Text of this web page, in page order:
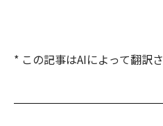
* この記事はAIによって翻訳